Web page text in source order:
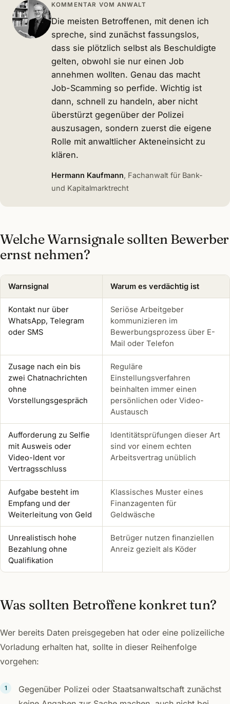
KOMMENTAR VOM ANWALT
Die meisten Betroffenen, mit denen ich
spreche, sind zunächst fassungslos,
dass sie plötzlich selbst als Beschuldigte
gelten, obwohl sie nur einen Job
annehmen wollten. Genau das macht
Job-Scamming so perfide. Wichtig ist
dann, schnell zu handeln, aber nicht
überstürzt gegenüber der Polizei
auszusagen, sondern zuerst die eigene
Rolle mit anwaltlicher Akteneinsicht zu
klären.
Hermann Kaufmann, Fachanwalt für Bank-
und Kapitalmarktrecht
Welche Warnsignale sollten Bewerber
ernst nehmen?
Warnsignal Warum es verdächtig ist
Kontakt nur über
WhatsApp, Telegram
oder SMS
Seriöse Arbeitgeber
kommunizieren im
Bewerbungsprozess über E-
Mail oder Telefon
Zusage nach ein bis
zwei Chatnachrichten
ohne
Vorstellungsgespräch
Reguläre
Einstellungsverfahren
beinhalten immer einen
persönlichen oder Video-
Austausch
Aufforderung zu Selfie
mit Ausweis oder
Video-Ident vor
Vertragsschluss
Identitätsprüfungen dieser Art
sind vor einem echten
Arbeitsvertrag unüblich
Aufgabe besteht im
Empfang und der
Weiterleitung von Geld
Klassisches Muster eines
Finanzagenten für
Geldwäsche
Unrealistisch hohe
Bezahlung ohne
Qualifikation
Betrüger nutzen finanziellen
Anreiz gezielt als Köder
Was sollten Betroffene konkret tun?
Wer bereits Daten preisgegeben hat oder eine polizeiliche
Vorladung erhalten hat, sollte in dieser Reihenfolge
vorgehen:
Gegenüber Polizei oder Staatsanwaltschaft zunächst